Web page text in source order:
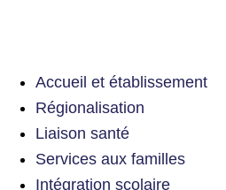
Accueil et établissement
Régionalisation
Liaison santé
Services aux familles
Intégration scolaire